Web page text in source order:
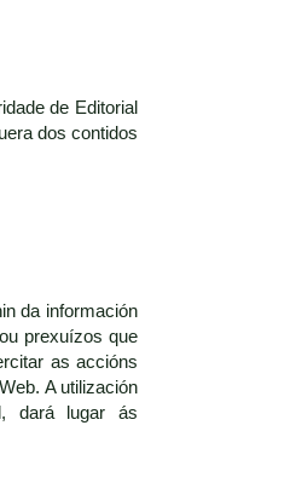
de Editorial
dos contidos
da información
prexuízos que
as accións
A utilización
dará lugar ás